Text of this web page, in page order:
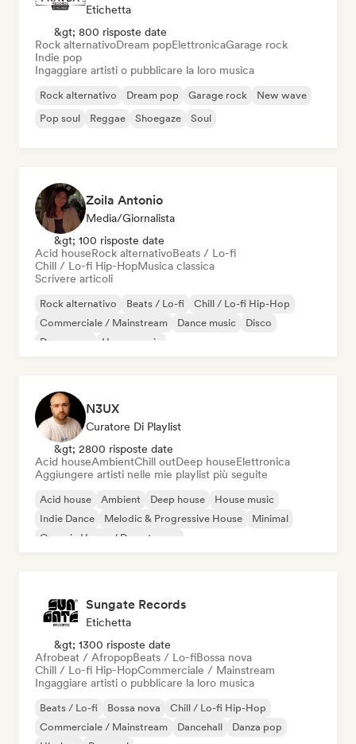
Etichetta
&gt; 800 risposte date
Rock alternativoDream popElettronicaGarage rock
Indie pop
Ingaggiare artisti o pubblicare la loro musica
Rock alternativo Dream pop Garage rock
New wave
Pop soul
Reggae Shoegaze Soul
Zoila Antonio
Media/Giornalista
&gt; 100 risposte date
Acid houseRock alternativoBeats / Lo-fi
Chill / Lo-fi Hip-HopMusica classica
Scrivere articoli
Rock alternativo Beats / Lo-fi
Chill / Lo-fi Hip-Hop
Commerciale / Mainstream
Dance music
Disco
Dream pop
House music
N3UX
Curatore Di Playlist
&gt; 2800 risposte date
Acid houseAmbientChill outDeep houseElettronica
Aggiungere artisti nelle mie playlist più seguite
Acid house Ambient Deep house
House music
Indie Dance
Melodic & Progressive House
Minimal
Organic House / Downtempo
Sungate Records
Etichetta
&gt; 1300 risposte date
Afrobeat / AfropopBeats / Lo-fiBossa nova
Chill / Lo-fi Hip-HopCommerciale / Mainstream
Ingaggiare artisti o pubblicare la loro musica
Beats / Lo-fi Bossa nova
Chill / Lo-fi Hip-Hop
Commerciale / Mainstream
Dancehall
Danza pop